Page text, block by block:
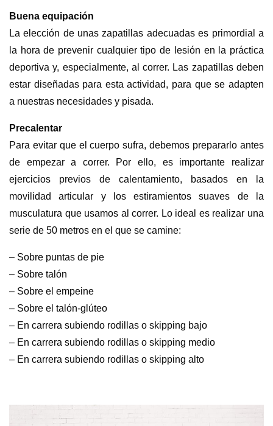
Buena equipación
La elección de unas zapatillas adecuadas es primordial a
la hora de prevenir cualquier tipo de lesión en la práctica
deportiva y, especialmente, al correr. Las zapatillas deben
estar diseñadas para esta actividad, para que se adapten
a nuestras necesidades y pisada.
Precalentar
Para evitar que el cuerpo sufra, debemos prepararlo antes
de empezar a correr. Por ello, es importante realizar
ejercicios previos de calentamiento, basados en la
movilidad articular y los estiramientos suaves de la
musculatura que usamos al correr. Lo ideal es realizar una
serie de 50 metros en el que se camine:
– Sobre puntas de pie
– Sobre talón
– Sobre el empeine
– Sobre el talón-glúteo
– En carrera subiendo rodillas o skipping bajo
– En carrera subiendo rodillas o skipping medio
– En carrera subiendo rodillas o skipping alto